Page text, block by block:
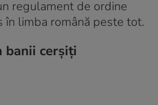
regulament de ordine
în limba română peste tot.
banii cerşiţi